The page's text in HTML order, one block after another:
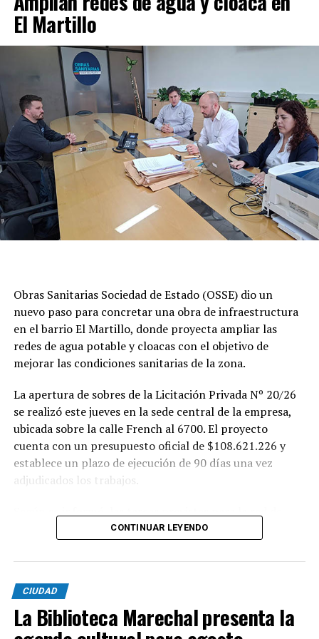
El Martillo
Obras Sanitarias Sociedad de Estado (OSSE) dio un
nuevo paso para concretar una obra de infraestructura
en el barrio El Martillo, donde proyecta ampliar las
redes de agua potable y cloacas con el objetivo de
mejorar las condiciones sanitarias de la zona.
La apertura de sobres de la Licitación Privada Nº 20/26
se realizó este jueves en la sede central de la empresa,
ubicada sobre la calle French al 6700. El proyecto
cuenta con un presupuesto oficial de $108.621.226 y
establece un plazo de ejecución de 90 días una vez
adjudicados los trabajos.
agua potable incluyen la colocación de unos 355 metros
ejecución de 29 conexiones domiciliarias. Los trabajos se
desarrollarán en distintos sectores comprendidos por
las calles Pehuajó, Sicilia, Génova y Génova Bis.
En paralelo, la intervención contempla la extensión de
CONTINUAR LEYENDO
CIUDAD
La Biblioteca Marechal presenta la